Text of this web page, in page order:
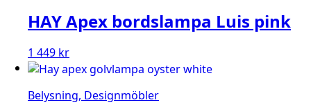
HAY Apex bordslampa Luis pink
1 449 kr
Belysning, Designmöbler